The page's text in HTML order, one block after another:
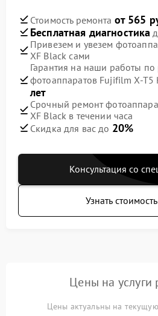
Стоимость ремонта от 565
Бесплатная диагностика
Привезем и увезем
XF Black сами
Гарантия на наши работы по
фотоаппаратов Fujifilm X-
лет
Срочный ремонт
XF Black в течении часа
Скидка для вас до 20%
Консультация со
Узнать
Цены на услуги
Цены актуальны на